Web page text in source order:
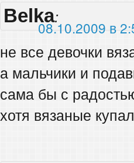
Belka:
08.10.2009 в
не все девочки
а мальчики и
сама бы с
хотя вязаные